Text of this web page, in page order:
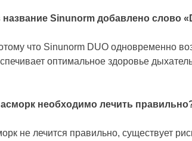
название Sinunorm добавлено слово
что Sinunorm DUO одновременно
оптимальное здоровье
необходимо лечить
не лечится правильно, существует